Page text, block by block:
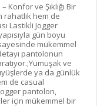
Konfor ve Şıklığı Bir
rahatlık hem de
Lastikli Jogger
gün boyu
mükemmel
pantolonun
ve
ya da günlük
de casual
pantolon,
için mükemmel bir